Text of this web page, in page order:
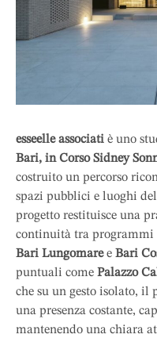
esseelle associati è uno
Bari, in Corso Sidney
costruito un percorso
spazi pubblici e luoghi
progetto restituisce una
continuità tra
Bari Lungomaree Bari
puntuali come Palazzo
che su un gesto isolato, il
una presenza costante,
mantenendo una chiara